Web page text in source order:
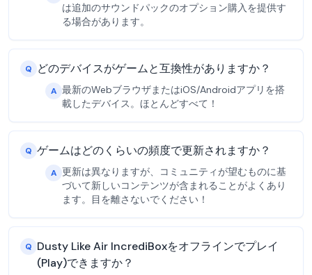
は追加のサウンドパックのオプション購入を提供す
る場合があります。
Q どのデバイスがゲームと互換性がありますか？
A 最新のWebブラウザまたはiOS/Androidアプリを搭
載したデバイス。ほとんどすべて！
Q ゲームはどのくらいの頻度で更新されますか？
A 更新は異なりますが、コミュニティが望むものに基
づいて新しいコンテンツが含まれることがよくあり
ます。目を離さないでください！
Q Dusty Like Air IncrediBoxをオフラインでプレイ
(Play)できますか？